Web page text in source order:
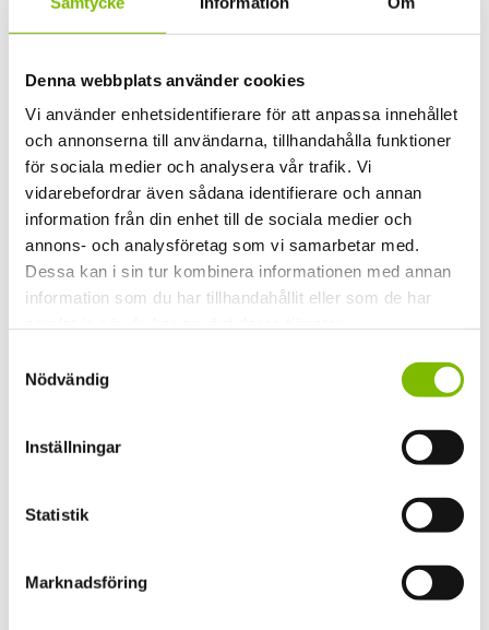
Denna webbplats använder cookies
Vi använder enhetsidentifierare för att anpassa innehållet
och annonserna till användarna, tillhandahålla funktioner
för sociala medier och analysera vår trafik. Vi
vidarebefordrar även sådana identifierare och annan
information från din enhet till de sociala medier och
annons- och analysföretag som vi samarbetar med.
Dessa kan i sin tur kombinera informationen med annan
information som du har tillhandahållit eller som de har
Nödvändig
Inställningar
Statistik
Marknadsföring
Glas
Byggbredd
81mm
Färg gummilist
Svart alt. grå
Spårskena
TS3 - Låg spårskena
Projektnr.
Har du en fråga om produkten?